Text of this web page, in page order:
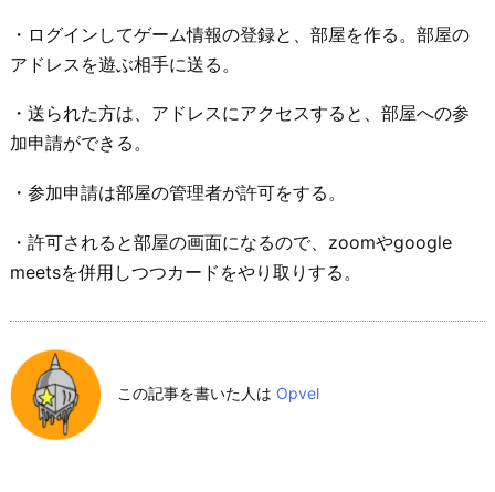
・ログインしてゲーム情報の登録と、部屋を作る。部屋の
アドレスを遊ぶ相手に送る。
・送られた方は、アドレスにアクセスすると、部屋への参
加申請ができる。
・参加申請は部屋の管理者が許可をする。
・許可されると部屋の画面になるので、zoomやgoogle
meetsを併用しつつカードをやり取りする。
この記事を書いた人は Opvel